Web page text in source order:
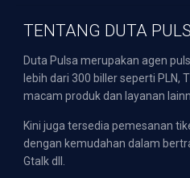
TENTANG DUTA
Duta Pulsa merupakan agen
lebih dari 300 biller seperti PLN,
macam produk dan layanan
Kini juga tersedia pemesanan
dengan kemudahan dalam
Gtalk dll.